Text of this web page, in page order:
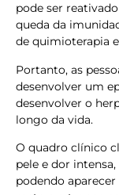
pode ser
queda da
de quimioterapia
Portanto, as
desenvolver um
desenvolver o
longo da vida.
O quadro clínico
pele e dor
podendo